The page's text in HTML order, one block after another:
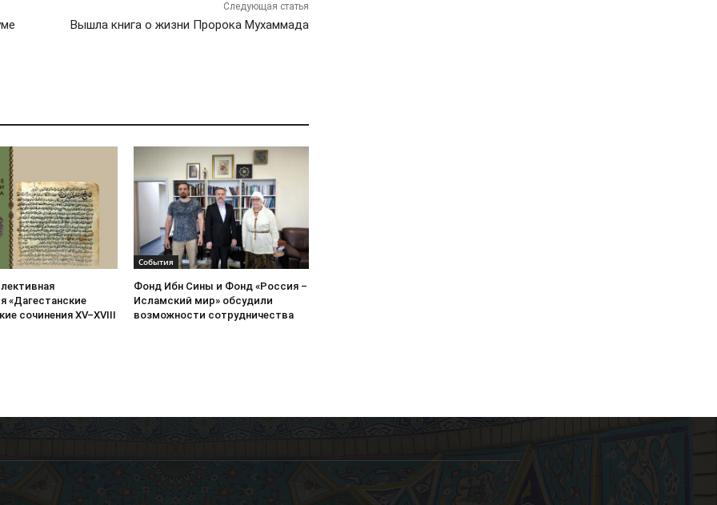
Следующая статья
Вышла книга о жизни Пророка Мухаммада
«Дагестанские
сочинения XV–XVIII
События
Фонд Ибн Сины и Фонд «Россия –
Исламский мир» обсудили
возможности сотрудничества